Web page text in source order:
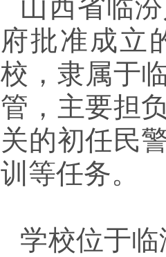
山西省临
府批准成立
校，隶属于
管，主要担
关的初任民
训等任务。
学校位于